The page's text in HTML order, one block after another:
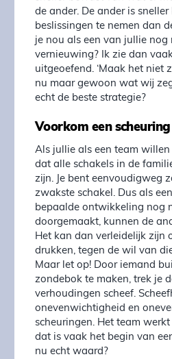
de ander. De ander is
beslissingen te nemen dan
je nou als een van jullie nog
vernieuwing? Ik zie dan
uitgeoefend. ‘Maak het niet
nu maar gewoon wat wij
echt de beste strategie?
Voorkom een scheuring
Als jullie als een team
dat alle schakels in de
zijn. Je bent eenvoudigweg
zwakste schakel. Dus als
bepaalde ontwikkeling nog
doorgemaakt, kunnen de
Het kan dan verleidelijk zijn
drukken, tegen de wil van
Maar let op! Door iemand
zondebok te maken, trek je
verhoudingen scheef.
onevenwichtigheid en
scheuringen. Het team
dat is vaak het begin van
nu echt waard?